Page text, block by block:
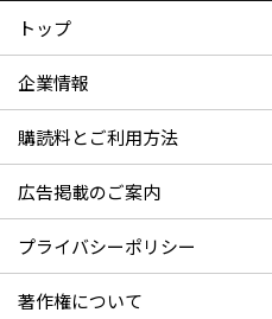
トップ
企業情報
購読料とご利用方法
広告掲載のご案内
プライバシーポリシー
著作権について